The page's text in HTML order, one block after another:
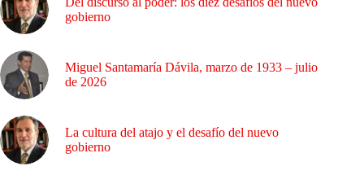
gobierno
Miguel Santamaría Dávila, marzo de 1933 – julio
de 2026
La cultura del atajo y el desafío del nuevo
gobierno